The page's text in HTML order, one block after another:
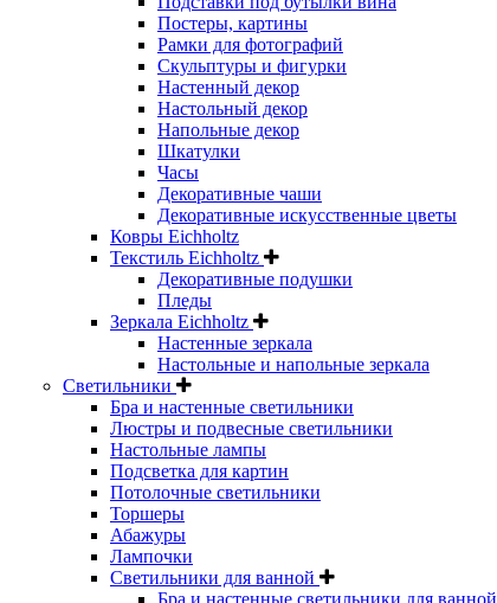
Постеры, картины
Рамки для фотографий
Скульптуры и фигурки
Настенный декор
Настольный декор
Напольные декор
Шкатулки
Часы
Декоративные чаши
Декоративные искусственные цветы
Ковры Eichholtz
Текстиль Eichholtz
Декоративные подушки
Пледы
Зеркала Eichholtz
Настенные зеркала
Настольные и напольные зеркала
Светильники
Бра и настенные светильники
Люстры и подвесные светильники
Настольные лампы
Подсветка для картин
Потолочные светильники
Торшеры
Абажуры
Лампочки
Светильники для ванной
Бра и настенные светильники для ванной